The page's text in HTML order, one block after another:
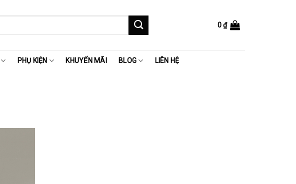
0₫
PHỤ KIỆN KHUYẾN MÃI BLOG LIÊN HỆ